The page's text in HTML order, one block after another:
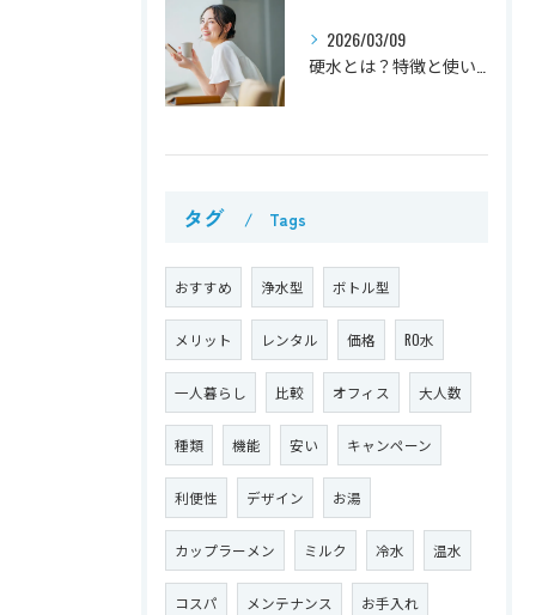
2026/03/09
硬水とは？特徴と使い方を解説
タグ Tags
おすすめ 浄水型 ボトル型
メリット レンタル 価格 RO水
一人暮らし 比較 オフィス 大人数
種類 機能 安い キャンペーン
利便性 デザイン お湯
カップラーメン ミルク 冷水 温水
コスパ メンテナンス お手入れ